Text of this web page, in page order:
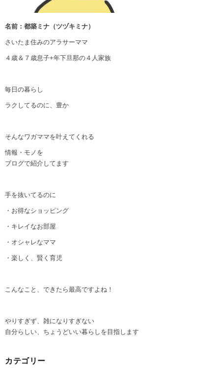
名前：都築ミナ（ツヅキミナ）
さいたま住みのアラサーママ
４歳＆７歳息子+年下旦那の４人家族
毎日の暮らし
ラクしてるのに、豊か
そんなワガママを叶えてくれる
情報・モノを
ブログで紹介してます
手を抜いてるのに
・お得なショッピング
・キレイなお部屋
・オシャレなママ
・楽しく、賢く育児
こんなこと、できたら最高ですよね！
やりすぎず、雑になりすぎない
自分らしい、ちょうどいい暮らしを目指します
カテゴリー